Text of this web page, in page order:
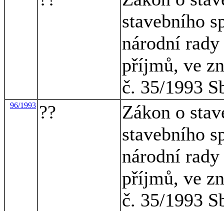
stavebního
národní
příjmů, ve
č. 35/1993
96/1993 ??
Zákon o
stavebního
národní
příjmů, ve
č. 35/1993